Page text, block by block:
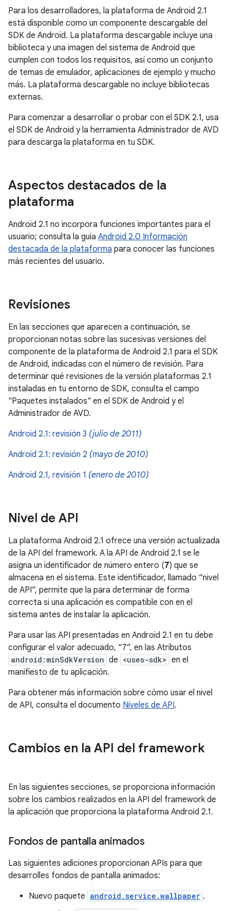
Para los desarrolladores, la plataforma de Android 2.1
está disponible como un componente descargable del
SDK de Android. La plataforma descargable incluye una
biblioteca y una imagen del sistema de Android que
cumplen con todos los requisitos, así como un conjunto
de temas de emulador, aplicaciones de ejemplo y mucho
más. La plataforma descargable no incluye bibliotecas
externas.
Para comenzar a desarrollar o probar con el SDK 2.1, usa
el SDK de Android y la herramienta Administrador de AVD
para descarga la plataforma en tu SDK.
Aspectos destacados de la
plataforma
Android 2.1 no incorpora funciones importantes para el
usuario; consulta la guía Android 2.0 Información
destacada de la plataforma para conocer las funciones
más recientes del usuario.
Revisiones
En las secciones que aparecen a continuación, se
proporcionan notas sobre las sucesivas versiones del
componente de la plataforma de Android 2.1 para el SDK
de Android, indicadas con el número de revisión. Para
determinar qué revisiones de la versión plataformas 2.1
instaladas en tu entorno de SDK, consulta el campo
"Paquetes instalados" en el SDK de Android y el
Administrador de AVD.
Android 2.1: revisión 3 (julio de 2011)
Android 2.1: revisión 2 (mayo de 2010)
Android 2.1, revisión 1 (enero de 2010)
Nivel de API
La plataforma Android 2.1 ofrece una versión actualizada
de la API del framework. A la API de Android 2.1 se le
asigna un identificador de número entero (7) que se
almacena en el sistema. Este identificador, llamado “nivel
de API”, permite que la para determinar de forma
correcta si una aplicación es compatible con en el
sistema antes de instalar la aplicación.
Para usar las API presentadas en Android 2.1 en tu debe
configurar el valor adecuado, “7”, en las Atributos
android:minSdkVersion de <uses-sdk> en el
manifiesto de tu aplicación.
Para obtener más información sobre cómo usar el nivel
de API, consulta el documento Niveles de API.
Cambios en la API del framework
En las siguientes secciones, se proporciona información
sobre los cambios realizados en la API del framework de
la aplicación que proporciona la plataforma Android 2.1.
Fondos de pantalla animados
Las siguientes adiciones proporcionan APIs para que
desarrolles fondos de pantalla animados:
Nuevo paquete android.service.wallpaper .